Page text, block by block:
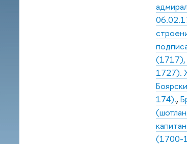
(1717),
1727).
174).,
(1700-